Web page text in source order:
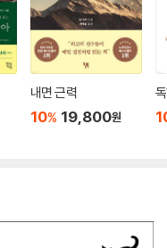
내면 근력
10% 19,800원